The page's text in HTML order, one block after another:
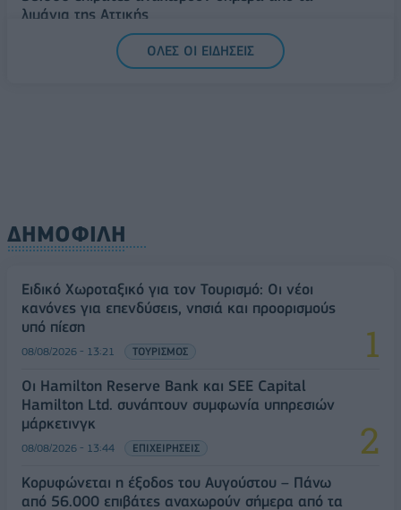
λιμάνια της Αττικής
ΕΛΛΑΔΑ
Δυτική Αττική: Η επόμενη ημέρα μετά τις πυρκαγιές
ΟΛΕΣ ΟΙ ΕΙΔΗΣΕΙΣ
ΔΗΜΟΦΙΛΗ
Ειδικό Χωροταξικό για τον Τουρισμό: Οι νέοι
κανόνες για επενδύσεις, νησιά και προορισμούς
υπό πίεση
08/08/2026 - 13:21 ΤΟΥΡΙΣΜΟΣ
Οι Hamilton Reserve Bank και SEE Capital
Hamilton Ltd. συνάπτουν συμφωνία υπηρεσιών
μάρκετινγκ
08/08/2026 - 13:44 ΕΠΙΧΕΙΡΗΣΕΙΣ
Κορυφώνεται η έξοδος του Αυγούστου – Πάνω
από 56.000 επιβάτες αναχωρούν σήμερα από τα